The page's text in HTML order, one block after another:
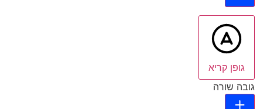
גופן קריא
גובה שורה